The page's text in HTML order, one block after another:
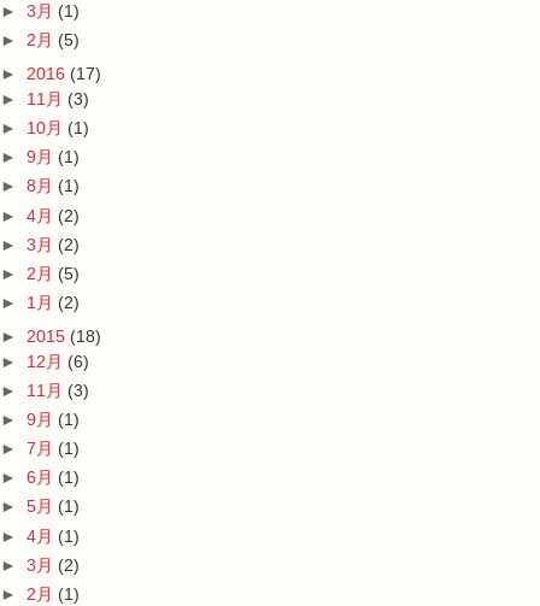
► 3月 (1)
► 2月 (5)
► 2016 (17)
► 11月 (3)
► 10月 (1)
► 9月 (1)
► 8月 (1)
► 4月 (2)
► 3月 (2)
► 2月 (5)
► 1月 (2)
► 2015 (18)
► 12月 (6)
► 11月 (3)
► 9月 (1)
► 7月 (1)
► 6月 (1)
► 5月 (1)
► 4月 (1)
► 3月 (2)
► 2月 (1)